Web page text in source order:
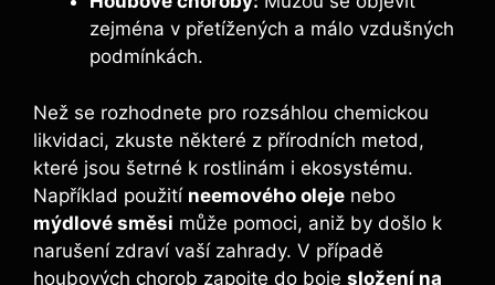
zejména v přetížených a málo vzdušných‌
podmínkách.
Než se rozhodnete pro rozsáhlou ⁤chemickou
likvidaci, zkuste některé z přírodních ‌metod,
které jsou​ šetrné ‌k ​rostlinám ⁤i ekosystému.
Například použití neemového oleje nebo
mýdlové směsi může pomoci, aniž⁣ by ⁢došlo k
narušení zdraví vaší zahrady.​ V případě
houbových ‌chorob zapojte do boje složení​ na